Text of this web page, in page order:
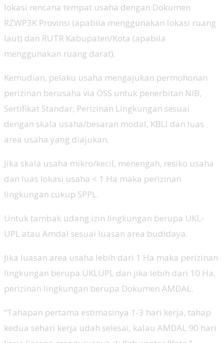
lokasi rencana tempat usaha dengan Dokumen
RZWP3K Provinsi (apabila menggunakan lokasi ruang
laut) dan RUTR Kabupaten/Kota (apabila
menggunakan ruang darat).
Kemudian, pelaku usaha mengajukan permohonan
perizinan berusaha via OSS untuk penerbitan NIB,
Sertifikat Standar, Perizinan Lingkungan sesuai
dengan skala usaha/besaran modal, KBLI dan luas
area usaha yang diajukan.
Jika skala usaha mikro/kecil, menengah, resiko usaha
dan luas lokasi usaha < 1 Ha maka perizinan
lingkungan cukup SPPL.
Untuk tambak udang izin lingkungan berupa UKL-
UPL atau Amdal sesuai luasan area budidaya.
Jika luasan area usaha lebih dari 1 Ha maka perizinan
lingkungan berupa UKLUPL dan jika lebih dari 10 Ha,
perizinan lingkungan berupa Dokumen AMDAL.
“Tahapan pertama estimasinya 1-3 hari kerja, tahap
kedua sehari kerja udah selesai, kalau AMDAL 90 hari